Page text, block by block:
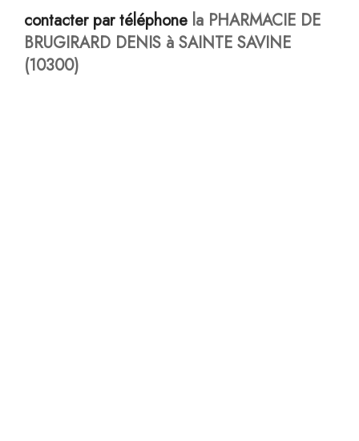
contacter par téléphone la PHARMACIE DE
BRUGIRARD DENIS à SAINTE SAVINE
(10300)